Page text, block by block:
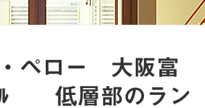
・ペロー 大阪富
ﾙ 低層部のラン